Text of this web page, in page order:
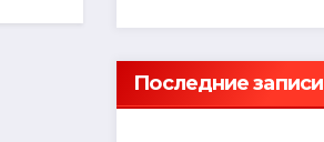
Последние записи